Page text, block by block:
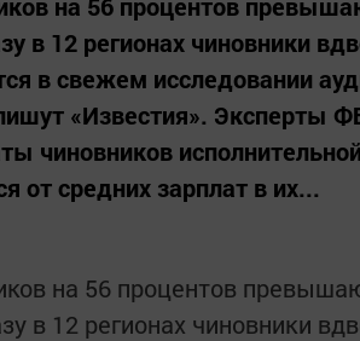
в 12 регионах чиновники
в свежем исследовании
«Известия». Эксперты
чиновников
от средних зарплат в их...
на 56 процентов
в 12 регионах чиновники